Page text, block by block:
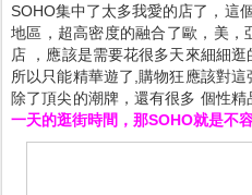
SOHO集中了太多我愛的店了，這
地區，超高密度的融合了歐，美
店 ，應該是需要花很多天來細細
所以只能精華遊了,購物狂應該對這
除了頂尖的潮牌，還有很多 個性
一天的逛街時間，那SOHO就是不